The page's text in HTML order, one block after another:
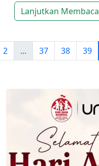
Lanjutkan Membaca
2 ... 37 38 39